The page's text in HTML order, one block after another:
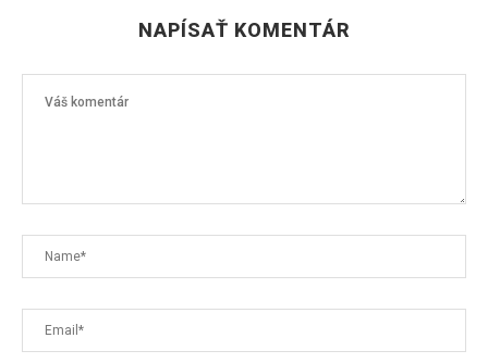
NAPÍSAŤ KOMENTÁR